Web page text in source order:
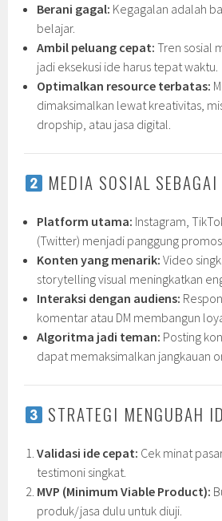
Berani gagal: Kegagalan adalah
belajar.
Ambil peluang cepat: Tren sosial
jadi eksekusi ide harus tepat waktu.
Optimalkan resource terbatas:
dimaksimalkan lewat kreativitas,
dropship, atau jasa digital.
MEDIA SOSIAL
Platform utama: Instagram,
(Twitter) menjadi panggung
Konten yang menarik: Video
storytelling visual meningkatkan
Interaksi dengan audiens:
komentar atau DM membangun
Algoritma jadi teman: Posting
dapat memaksimalkan jangkauan
STRATEGI MENGUBAH
Validasi ide cepat: Cek minat
testimoni singkat.
MVP (Minimum Viable Product):
produk/jasa dulu untuk diuji.